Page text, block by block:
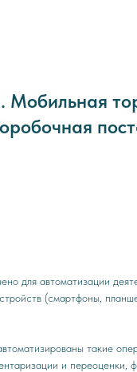
Мобильная
для автоматизации
(смартфоны,
такие
и переоценки,